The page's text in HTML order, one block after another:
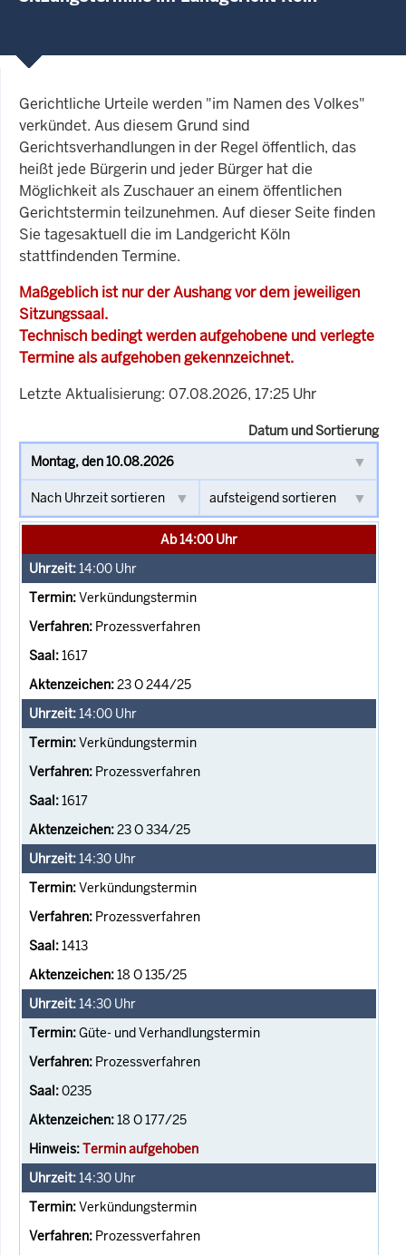
Gerichtliche Urteile werden "im Namen des Volkes"
verkündet. Aus diesem Grund sind
Gerichtsverhandlungen in der Regel öffentlich, das
heißt jede Bürgerin und jeder Bürger hat die
Möglichkeit als Zuschauer an einem öffentlichen
Gerichtstermin teilzunehmen. Auf dieser Seite finden
Sie tagesaktuell die im Landgericht Köln
stattfindenden Termine.
Maßgeblich ist nur der Aushang vor dem jeweiligen
Sitzungssaal.
Technisch bedingt werden aufgehobene und verlegte
Termine als aufgehoben gekennzeichnet.
Letzte Aktualisierung: 07.08.2026, 17:25 Uhr
Datum und Sortierung
Ab 14:00 Uhr
14:00 Uhr
Verkündungstermin
Prozessverfahren
1617
23 O 244/25
14:00 Uhr
Verkündungstermin
Prozessverfahren
1617
23 O 334/25
14:30 Uhr
Verkündungstermin
Prozessverfahren
1413
18 O 135/25
14:30 Uhr
Güte- und Verhandlungstermin
Prozessverfahren
0235
18 O 177/25
Termin aufgehoben
14:30 Uhr
Verkündungstermin
Prozessverfahren